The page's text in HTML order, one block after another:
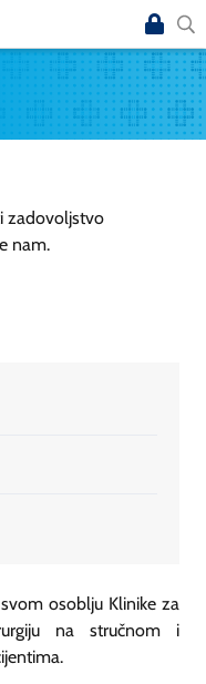
zadovoljstvo
nam.
osoblju Klinike za
na stručnom i